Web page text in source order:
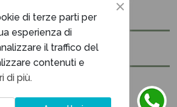
di terze parti per
esperienza di
il traffico del
contenuti e
di più.